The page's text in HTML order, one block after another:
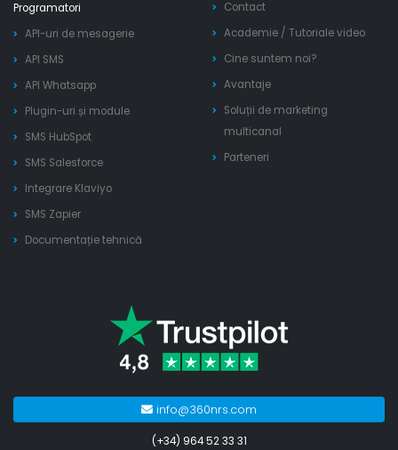
Programatori
API-uri de mesagerie
API SMS
API Whatsapp
Plugin-uri și module
SMS HubSpot
SMS Salesforce
Integrare Klaviyo
SMS Zapier
Documentație tehnică
Contact
Academie / Tutoriale video
Cine suntem noi?
Avantaje
Soluții de marketing
multicanal
Parteneri
info@360nrs.com
(+34) 964 52 33 31